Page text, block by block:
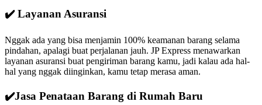
✔️ Layanan Asuransi
Nggak ada yang bisa menjamin 100% keamanan barang selama
pindahan, apalagi buat perjalanan jauh. JP Express menawarkan
layanan asuransi buat pengiriman barang kamu, jadi kalau ada hal-
hal yang nggak diinginkan, kamu tetap merasa aman.
✔️Jasa Penataan Barang di Rumah Baru